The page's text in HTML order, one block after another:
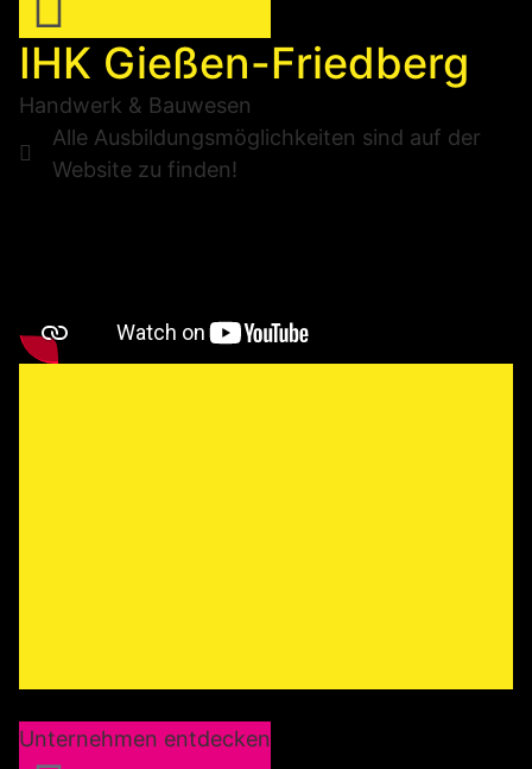
IHK Gießen-Friedberg
Handwerk & Bauwesen
Alle Ausbildungsmöglichkeiten sind auf der
Website zu finden!
Unternehmen entdecken